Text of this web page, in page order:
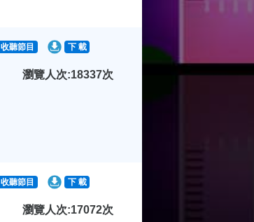
收聽節目 下 載
瀏覽人次:18337次
收聽節目 下 載
瀏覽人次:17072次